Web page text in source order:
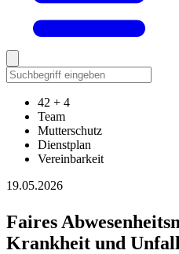
42 + 4
Team
Mutterschutz
Dienstplan
Vereinbarkeit
19.05.2026
Faires
Krankheit und Unfall